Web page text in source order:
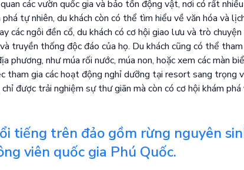
các vườn quốc gia và bảo tồn động vật, nơi có rất
phá tự nhiên, du khách còn có thể tìm hiểu về văn hóa và
các ngôi đền cổ, du khách có cơ hội giao lưu và trò
truyền thống độc đáo của họ. Du khách cũng có thể
phương, như múa rối nước, múa non, hoặc xem các màn
tham gia các hoạt động nghỉ dưỡng tại resort sang trọng
được trải nghiệm sự thư giãn mà còn có cơ hội khám
tiếng trên đảo gồm rừng nguyên
viên quốc gia Phú Quốc.